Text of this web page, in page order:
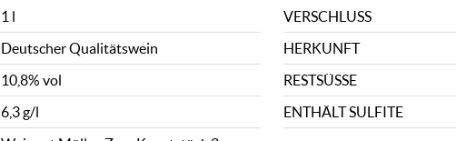
1 l VERSCHLUSS
Deutscher Qualitätswein HERKUNFT
10,8% vol RESTSÜSSE
6,3 g/l ENTHÄLT SULFITE